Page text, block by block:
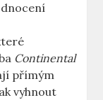
Continental
přímým
vyhnout